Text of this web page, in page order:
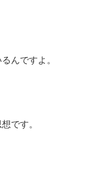
んですよ。
です。